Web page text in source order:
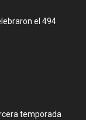
el 494
temporada